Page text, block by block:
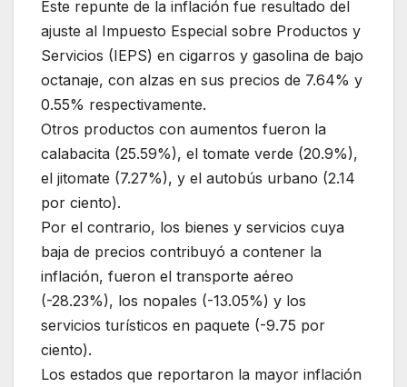
Este repunte de la inflación fue resultado del
ajuste al Impuesto Especial sobre Productos y
Servicios (IEPS) en cigarros y gasolina de bajo
octanaje, con alzas en sus precios de 7.64% y
0.55% respectivamente.
Otros productos con aumentos fueron la
calabacita (25.59%), el tomate verde (20.9%),
el jitomate (7.27%), y el autobús urbano (2.14
por ciento).
Por el contrario, los bienes y servicios cuya
baja de precios contribuyó a contener la
inflación, fueron el transporte aéreo
(-28.23%), los nopales (-13.05%) y los
servicios turísticos en paquete (-9.75 por
ciento).
Los estados que reportaron la mayor inflación